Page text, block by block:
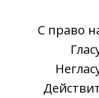
С право